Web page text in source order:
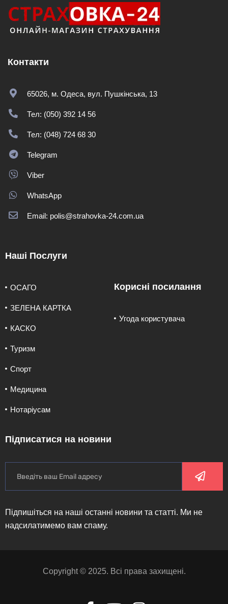
Контакти
65026, м. Одеса, вул. Пушкінська, 13
Тел: (050) 392 14 56
Тел: (048) 724 68 30
Telegram
Viber
WhatsApp
Email: polis@strahovka-24.com.ua
Наші Послуги
ОСАГО
ЗЕЛЕНА КАРТКА
КАСКО
Туризм
Спорт
Медицина
Нотаріусам
Корисні посилання
Угода користувача
Підписатися на новини
Підпишіться на наші останні новини та статті. Ми не
надсилатимемо вам спаму.
Copyright © 2025. Всі права захищені.